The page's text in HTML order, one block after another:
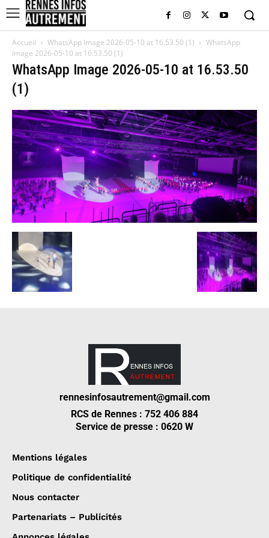
Accueil WhatsApp Image 2026-05-10 at 16.53.50 (1)
WhatsApp
Image 2026-05-10 at 16.53.50 (1)
WhatsApp Image 2026-05-10 at 16.53.50
(1)
rennesinfosautrement@gmail.com
RCS de Rennes : 752 406 884
Service de presse : 0620 W
Mentions légales
Politique de confidentialité
Nous contacter
Partenariats – Publicités